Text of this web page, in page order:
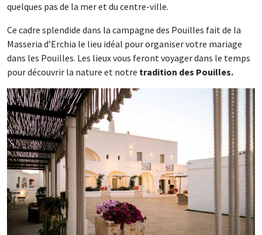
quelques pas de la mer et du centre-ville.
Ce cadre splendide dans la campagne des Pouilles fait de la
Masseria d’Erchia le lieu idéal pour organiser votre mariage
dans les Pouilles. Les lieux vous feront voyager dans le temps
pour découvrir la nature et notre tradition des Pouilles.